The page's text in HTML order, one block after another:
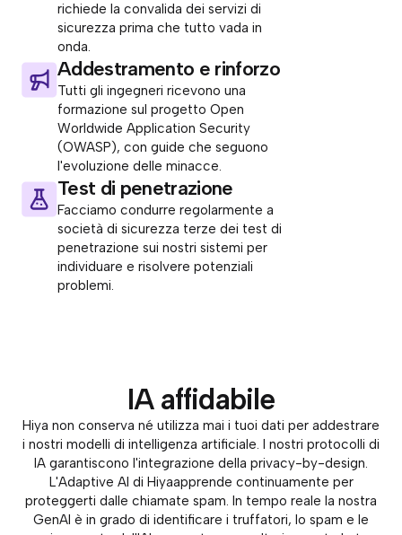
richiede la convalida dei servizi di
sicurezza prima che tutto vada in
onda.
Addestramento e rinforzo
Tutti gli ingegneri ricevono una
formazione sul progetto Open
Worldwide Application Security
(OWASP), con guide che seguono
l'evoluzione delle minacce.
Test di penetrazione
Facciamo condurre regolarmente a
società di sicurezza terze dei test di
penetrazione sui nostri sistemi per
individuare e risolvere potenziali
problemi.
IA affidabile
Hiya non conserva né utilizza mai i tuoi dati per addestrare
i nostri modelli di intelligenza artificiale. I nostri protocolli di
IA garantiscono l'integrazione della privacy-by-design.
L'Adaptive AI di Hiyaapprende continuamente per
proteggerti dalle chiamate spam. In tempo reale la nostra
GenAI è in grado di identificare i truffatori, lo spam e le